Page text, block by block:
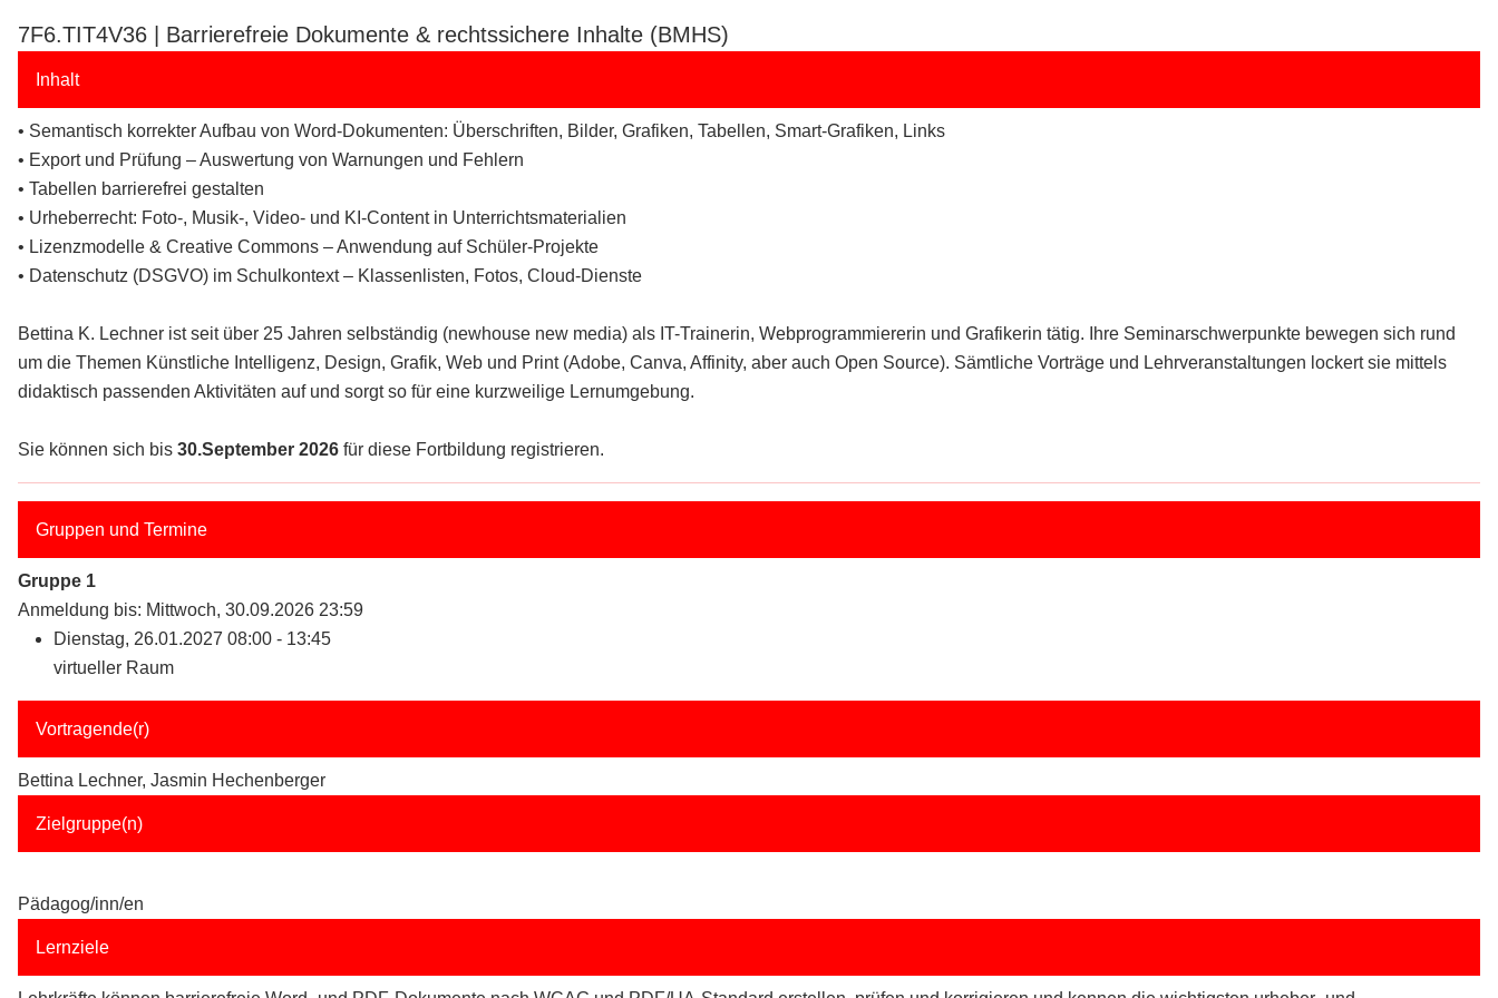
7F6.TIT4V36 | Barrierefreie Dokumente & rechtssichere Inhalte (BMHS)
Inhalt
• Semantisch korrekter Aufbau von Word-Dokumenten: Überschriften, Bilder, Grafiken, Tabellen, Smart-Grafiken, Links
• Export und Prüfung – Auswertung von Warnungen und Fehlern
• Tabellen barrierefrei gestalten
• Urheberrecht: Foto-, Musik-, Video- und KI-Content in Unterrichtsmaterialien
• Lizenzmodelle & Creative Commons – Anwendung auf Schüler-Projekte
• Datenschutz (DSGVO) im Schulkontext – Klassenlisten, Fotos, Cloud-Dienste
Bettina K. Lechner ist seit über 25 Jahren selbständig (newhouse new media) als IT-Trainerin, Webprogrammiererin und Grafikerin tätig. Ihre Seminarschwerpunkte bewegen sich rund
um die Themen Künstliche Intelligenz, Design, Grafik, Web und Print (Adobe, Canva, Affinity, aber auch Open Source). Sämtliche Vorträge und Lehrveranstaltungen lockert sie mittels
didaktisch passenden Aktivitäten auf und sorgt so für eine kurzweilige Lernumgebung.
Sie können sich bis 30.September 2026 für diese Fortbildung registrieren.
Gruppen und Termine
Gruppe 1
Anmeldung bis: Mittwoch, 30.09.2026 23:59
Dienstag, 26.01.2027 08:00 - 13:45
virtueller Raum
Vortragende(r)
Bettina Lechner, Jasmin Hechenberger
Zielgruppe(n)
Pädagog/inn/en
Lernziele